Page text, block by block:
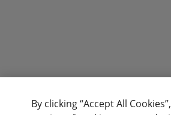
By clicking “Accept All